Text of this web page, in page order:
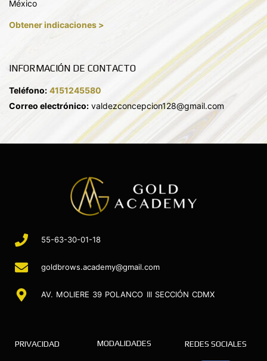
México
Obtener indicaciones >
INFORMACIÓN DE CONTACTO
Teléfono: 4151245580
Correo electrónico: valdezconcepcion128@gmail.com
55-63-30-01-18
goldbrows.academy@gmail.com
AV. MOLIERE 39 POLANCO III SECCIÓN CDMX
PRIVACIDAD MODALIDADES REDES SOCIALES